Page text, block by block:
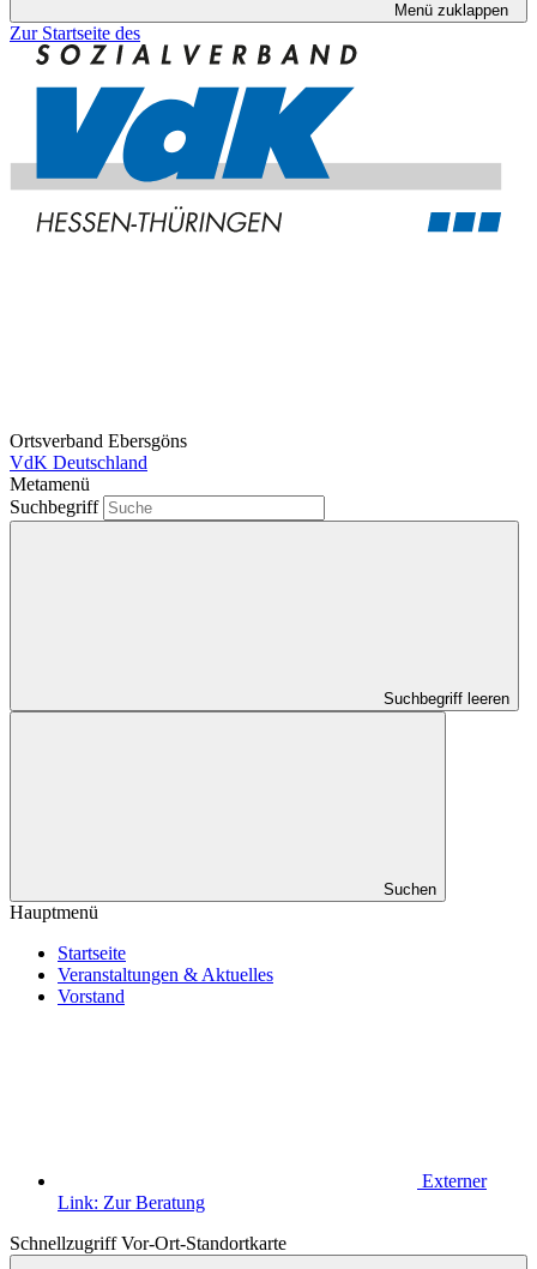
Menü zuklappen
Zur Startseite des
Ortsverband Ebersgöns
VdK Deutschland
Metamenü
Suchbegriff
Suchbegriff leeren
Suchen
Hauptmenü
Startseite
Veranstaltungen & Aktuelles
Vorstand
Externer
Link: Zur Beratung
Schnellzugriff Vor-Ort-Standortkarte